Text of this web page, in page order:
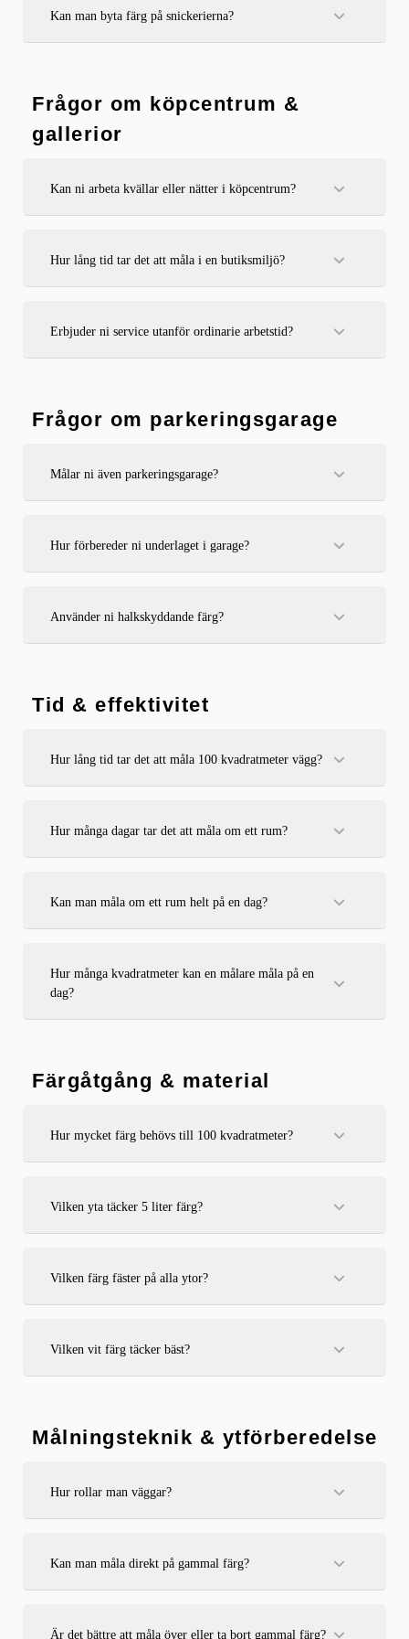
Kan man byta färg på snickerierna?
Absolut, vi kan byta färg helt eller matcha med annan
Frågor om köpcentrum &
gallerior
Kan ni arbeta kvällar eller nätter i köpcentrum?
Ja, vi kan utföra arbeten på kvällar, nätter eller helger för att
Hur lång tid tar det att måla i en butiksmiljö?
Tiden varierar beroende på yta och tillgänglighet, men vi
kvalitet.
Erbjuder ni service utanför ordinarie arbetstid?
Ja, vi är flexibla och kan planera arbetet efter era behov för
Frågor om parkeringsgarage
Målar ni även parkeringsgarage?
Ja, vi målar tak, väggar, pelare och golv i parkeringsgarage
Hur förbereder ni underlaget i garage?
Vi rengör ytorna grundligt, slipar vid behov och grundmålar
Använder ni halkskyddande färg?
Ja, vi använder specialfärger med halkskydd för att öka
Tid & effektivitet
Hur lång tid tar det att måla 100 kvadratmeter vägg?
Cirka 1–2 arbetsdagar beroende på yta, antal lager och om
Hur många dagar tar det att måla om ett rum?
1–3 dagar är vanligt beroende på torktid, antal strykningar
Kan man måla om ett rum helt på en dag?
Ja, om underlaget är bra och färgen torkar snabbt. Ett lager
Hur många kvadratmeter kan en målare måla på en
dag?
En målare hinner normalt 40–80 m² per dag beroende på typ
Färgåtgång & material
Hur mycket färg behövs till 100 kvadratmeter?
Räkna med cirka 10–15 liter färg per lager beroende på ytan
Vilken yta täcker 5 liter färg?
5 liter täcker cirka 40–50 m² med ett lager beroende på
Vilken färg fäster på alla ytor?
Multifärg eller häftgrund fäster på de flesta ytor, även glas
Vilken vit färg täcker bäst?
Helmatta färger med hög pigmenthalt täcker bäst, t.ex. NCS
Målningsteknik & ytförberedelse
Hur rollar man väggar?
Använd en roller i W- eller M-mönster för att fördela färgen
Kan man måla direkt på gammal färg?
Ja, om ytan är ren och fast. Ibland behövs grundmålning för
Är det bättre att måla över eller ta bort gammal färg?